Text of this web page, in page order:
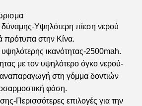
δύναμης-Υψηλότερη πίεση νερού
πρότυπα στην Κίνα.
υψηλότερης ικανότητας-2500mah.
με τον υψηλότερο όγκο νερού-
στη γόμμα δοντιών
φάση.
Περισσότερες επιλογές για την